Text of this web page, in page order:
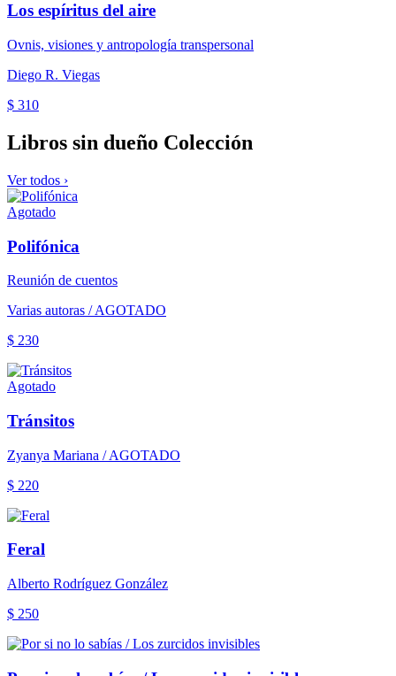
Los espíritus del aire
Ovnis, visiones y antropología transpersonal
Diego R. Viegas
$ 310
Libros sin dueño Colección
Ver todos ›
Agotado
Polifónica
Reunión de cuentos
Varias autoras / AGOTADO
$ 230
Agotado
Tránsitos
Zyanya Mariana / AGOTADO
$ 220
Feral
Alberto Rodríguez González
$ 250